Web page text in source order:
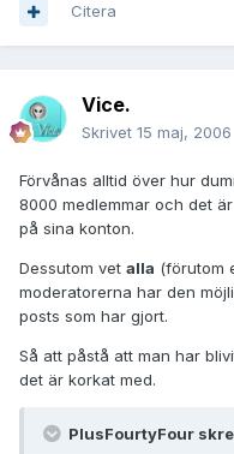
Citera
Vice.
Skrivet 15 maj, 2006
Förvånas alltid över hur
8000 medlemmar och det
på sina konton.
Dessutom vet alla (förutom
moderatorerna har den
posts som har gjort.
Så att påstå att man har
det är korkat med.
PlusFourtyFour